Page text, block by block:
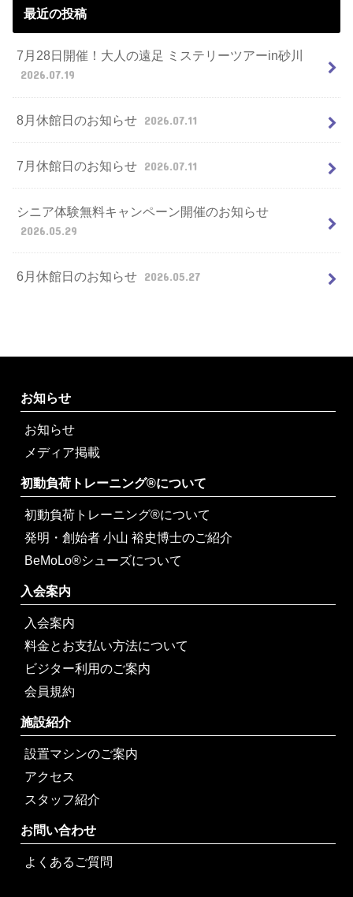
最近の投稿
7月28日開催！大人の遠足 ミステリーツアーin砂川
2026.07.19
8月休館日のお知らせ 2026.07.11
7月休館日のお知らせ 2026.07.11
シニア体験無料キャンペーン開催のお知らせ
2026.05.29
6月休館日のお知らせ 2026.05.27
お知らせ
お知らせ
メディア掲載
初動負荷トレーニング®について
初動負荷トレーニング®について
発明・創始者 小山 裕史博士のご紹介
BeMoLo®シューズについて
入会案内
入会案内
料金とお支払い方法について
ビジター利用のご案内
会員規約
施設紹介
設置マシンのご案内
アクセス
スタッフ紹介
お問い合わせ
よくあるご質問